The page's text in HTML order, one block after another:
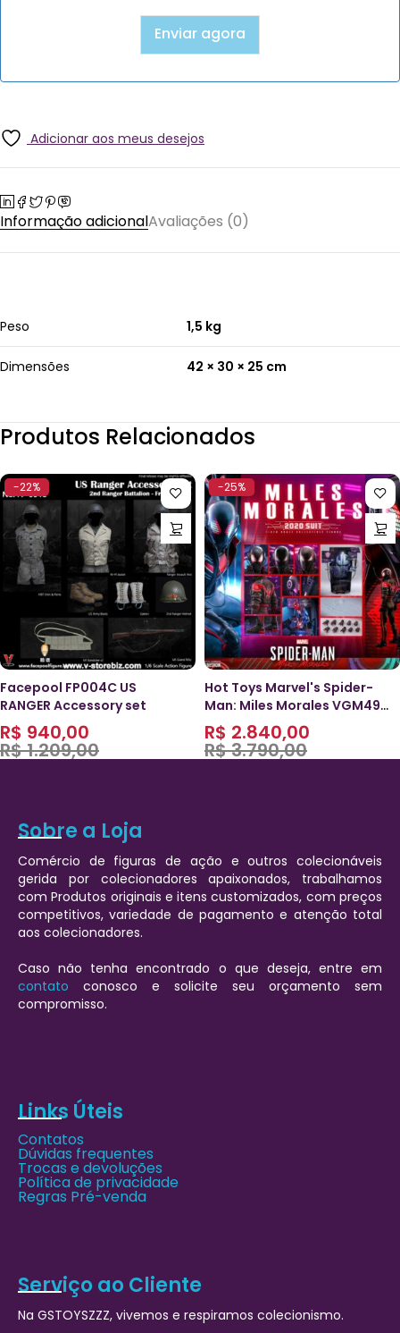
Adicionar aos meus desejos
Informação adicionalAvaliações (0)
Peso 1,5 kg
Dimensões 42 × 30 × 25 cm
Produtos Relacionados
-22%
Facepool FP004C US
RANGER Accessory set
R$1.209,00
R$ 940,00
-25%
Hot Toys Marvel's Spider-
Man: Miles Morales VGM49
Spider-Man (Miles Morales
2020 Suit) 1/6
R$3.790,00
R$ 2.840,00
Sobre a Loja
Comércio de figuras de ação e outros colecionáveis
gerida por colecionadores apaixonados, trabalhamos
com Produtos originais e itens customizados, com preços
competitivos, variedade de pagamento e atenção total
aos colecionadores.
Caso não tenha encontrado o que deseja, entre em
contato conosco e solicite seu orçamento sem
compromisso.
Links Úteis
Contatos
Dúvidas frequentes
Trocas e devoluções
Política de privacidade
Regras Pré-venda
Serviço ao Cliente
Na GSTOYSZZZ, vivemos e respiramos colecionismo.